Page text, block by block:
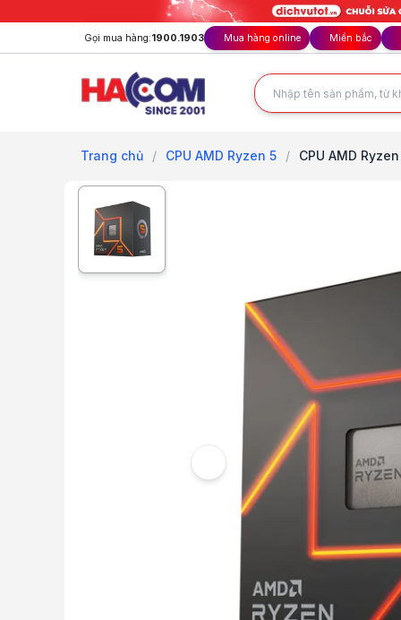
Gọi mua hàng:1900.1903 Mua hàng online Miền bắc
Trang chủ / CPU AMD Ryzen 5 / CPU AMD